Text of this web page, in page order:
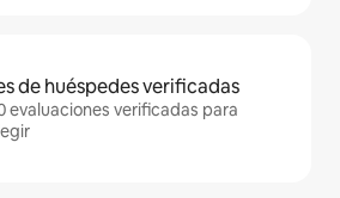
de huéspedes verificadas
evaluaciones verificadas para